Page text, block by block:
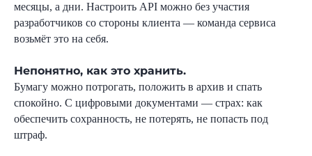
месяцы, а дни. Настроить API можно без участия
разработчиков со стороны клиента — команда сервиса
возьмёт это на себя.
Непонятно, как это хранить.
Бумагу можно потрогать, положить в архив и спать
спокойно. С цифровыми документами — страх: как
обеспечить сохранность, не потерять, не попасть под
штраф.